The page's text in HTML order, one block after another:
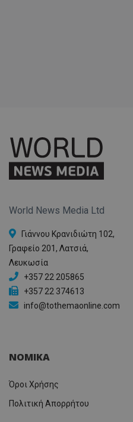
World News Media Ltd
Γιάννου Κρανιδιώτη 102,
Γραφείο 201, Λατσιά,
Λευκωσία
+357 22 205865
+357 22 374613
info@tothemaonline.com
ΝΟΜΙΚΑ
Όροι Χρήσης
Πολιτική Απορρήτου